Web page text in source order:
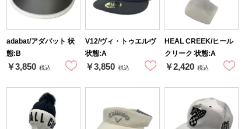
adabat/アダバット 状
態:B
￥3,850 税込
V12/ヴィ・トゥエルヴ
状態:A
￥3,850 税込
HEAL CREEK/ヒール
クリーク 状態:A
￥2,420 税込